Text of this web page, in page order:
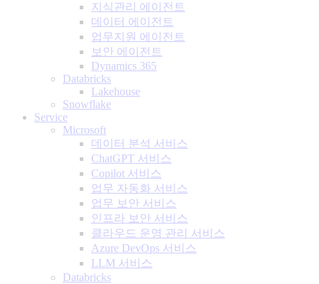
지식관리 에이전트
데이터 에이전트
업무지원 에이전트
보안 에이전트
Dynamics 365
Databricks
Lakehouse
Snowflake
Service
Microsoft
데이터 분석 서비스
ChatGPT 서비스
Copilot 서비스
업무 자동화 서비스
업무 보안 서비스
인프라 보안 서비스
클라우드 운영 관리 서비스
Azure DevOps 서비스
LLM 서비스
Databricks